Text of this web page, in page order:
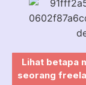
Lihat betapa
seorang